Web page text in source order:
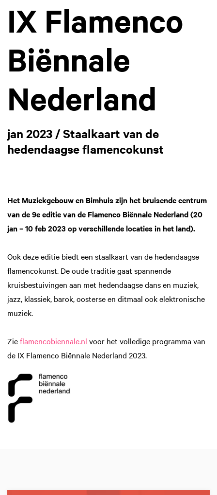
IX Flamenco
Biënnale
Nederland
jan 2023 / Staalkaart van de
hedendaagse flamencokunst
Het Muziekgebouw en Bimhuis zijn het bruisende centrum
van de 9e editie van de Flamenco Biënnale Nederland (20
jan – 10 feb 2023 op verschillende locaties in het land).
Ook deze editie biedt een staalkaart van de hedendaagse
flamencokunst. De oude traditie gaat spannende
kruisbestuivingen aan met hedendaagse dans en muziek,
jazz, klassiek, barok, oosterse en ditmaal ook elektronische
muziek.
Zieflamencobiennale.nl voor het volledige programma van
de IX Flamenco Biënnale Nederland 2023.